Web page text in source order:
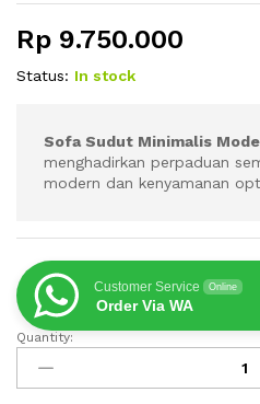
Rp 9.750.000
Status: In stock
Sofa Sudut Minimalis
menghadirkan perpaduan
modern dan kenyamanan
Customer Service Online
Order Via WA
Sofa
Sudut
Minimalis
Quantity: